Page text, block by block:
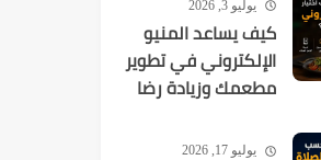
يوليو 3, 2026
كيف يساعد المنيو
الإلكتروني في تطوير
مطعمك وزيادة رضا
يوليو 17, 2026